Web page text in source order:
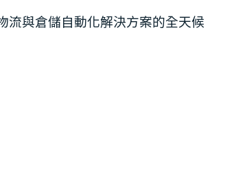
流與倉儲自動化解決方案的全天候